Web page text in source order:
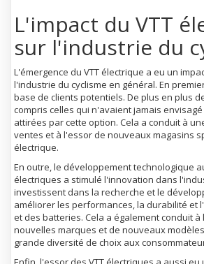
L'impact du VTT
sur l'industrie du
L'émergence du VTT électrique a eu un
l'industrie du cyclisme en général. En
base de clients potentiels. De plus en plus
compris celles qui n'avaient jamais
attirées par cette option. Cela a conduit à
ventes et à l'essor de nouveaux magasins
électrique.
En outre, le développement technologique
électriques a stimulé l'innovation dans
investissent dans la recherche et le
améliorer les performances, la durabilité et
et des batteries. Cela a également conduit à
nouvelles marques et de nouveaux
grande diversité de choix aux